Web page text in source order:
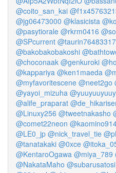
@coito_san_kai
@jg06473000 @klasicista
@pasytiorale @rkrm0416
@SPcurrent @taurin76483317
@bakobakobakoshi
@choconaak @genkuroki
@kappariya @ken1maeda
@myfavoritescene @neet2go
@yayoi_mizuha
@alife_praparat
@Linuxy256 @tweetnakasho
@comet22neon
@LE0_jp @nick_travel_tie
@tanatakaki @0xce
@KentaroOgawa @miya_789
@NakataMaho @subarusatosi